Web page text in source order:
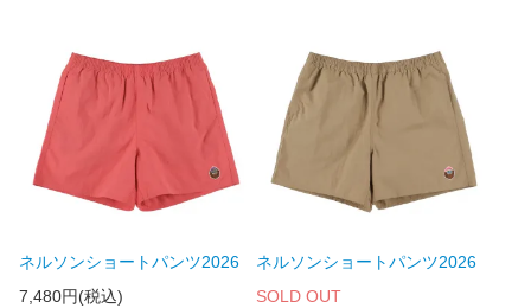
ネルソンショートパンツ2026
7,480円(税込)
ネルソンショートパンツ2026
SOLD OUT